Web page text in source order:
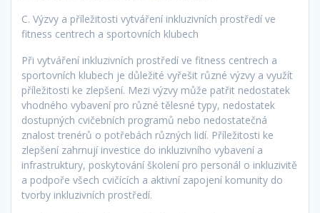
C. Výzvy a příležitosti vytváření inkluzivních prostředí ve
fitness centrech a sportovních klubech
Při vytváření inkluzivních prostředí ve fitness centrech a
sportovních klubech je důležité vyřešit různé výzvy a využít
příležitosti ke zlepšení. Mezi výzvy může patřit nedostatek
vhodného vybavení pro různé tělesné typy, nedostatek
dostupných cvičebních programů nebo nedostatečná
znalost trenérů o potřebách různých lidí. Příležitosti ke
zlepšení zahrnují investice do inkluzivního vybavení a
infrastruktury, poskytování školení pro personál o inkluzivitě
a podpoře všech cvičících a aktivní zapojení komunity do
tvorby inkluzivních prostředí.